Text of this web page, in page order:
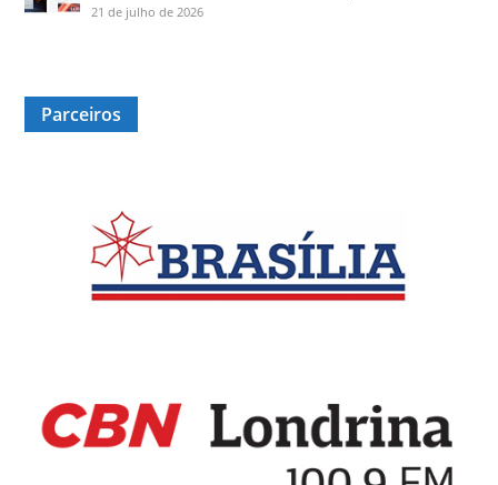
21 de julho de 2026
Parceiros